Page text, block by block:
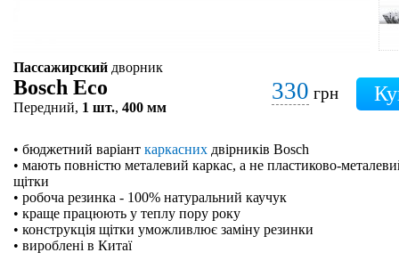
Пассажирский дворник
Bosch Eco
Передний, 1 шт., 400 мм
330 грн
• бюджетний варіант каркасних двірників Bosch
• мають повністю металевий каркас, а не пластиково-
щітки
• робоча резинка - 100% натуральний каучук
• краще працюють у теплу пору року
• конструкція щітки уможливлює заміну резинки
• вироблені в Китаї